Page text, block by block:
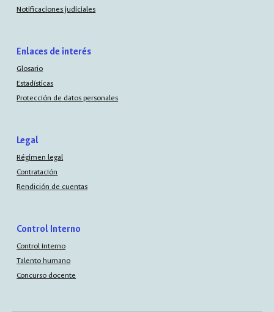
Notificaciones judiciales
Enlaces de interés
Glosario
Estadísticas
Protección de datos personales
Legal
Régimen legal
Contratación
Rendición de cuentas
Control Interno
Control interno
Talento humano
Concurso docente